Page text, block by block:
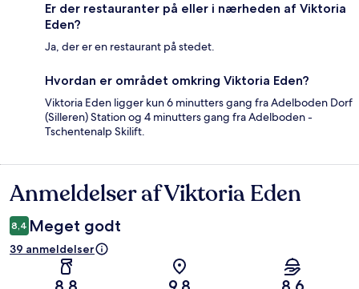
Er der restauranter på eller i nærheden af Viktoria
Eden?
Ja, der er en restaurant på stedet.
Hvordan er området omkring Viktoria Eden?
Viktoria Eden ligger kun 6 minutters gang fra Adelboden Dorf
(Silleren) Station og 4 minutters gang fra Adelboden -
Tschentenalp Skilift.
Anmeldelser
Anmeldelser af Viktoria Eden
8,4 Meget godt
39 anmeldelser